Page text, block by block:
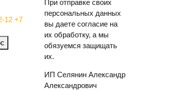
12 +7
При отправке своих
персональных данных
вы даете согласие на
их обработку, а мы
обязуемся защищать
их.
ИП Селянин Александр
Александрович